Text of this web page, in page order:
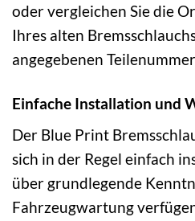
oder vergleichen Sie die
Ihres alten
angegebenen
Einfache Installation und
Der Blue Print
sich in der Regel einfach
über grundlegende
Fahrzeugwartung